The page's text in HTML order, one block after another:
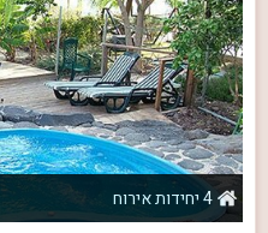
4 יחידות אירוח